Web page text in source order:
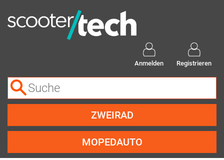
Anmelden Registrieren
ZWEIRAD
MOPEDAUTO